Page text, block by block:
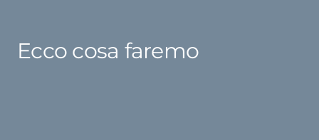
Ecco cosa faremo